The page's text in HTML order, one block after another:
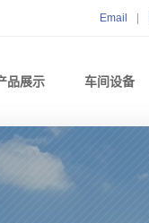
Email
品展示 车间设备